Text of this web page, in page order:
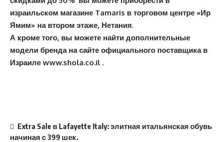
израильском магазине Tamaris в торговом центре «Ир
Ямим» на втором этаже, Нетания.
А кроме того, вы можете найти дополнительные
модели бренда на сайте официального поставщика в
Израиле www.shola.co.il .
Extra Sale в Lafayette Italy: элитная итальянская обувь
начиная с 399 шек.